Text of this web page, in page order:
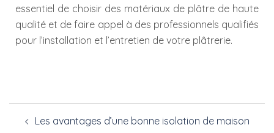
essentiel de choisir des matériaux de plâtre de haute
qualité et de faire appel à des professionnels qualifiés
pour l’installation et l’entretien de votre plâtrerie.
Les avantages d’une bonne isolation de maison